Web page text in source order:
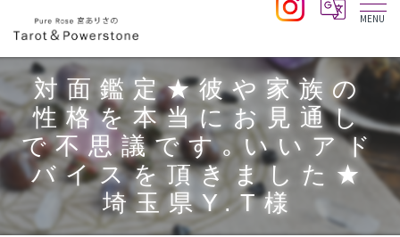
対面鑑定★彼や家族の
性格を本当にお見通し
で不思議です｡いいアド
バイスを頂きました★
埼玉県Y.T様